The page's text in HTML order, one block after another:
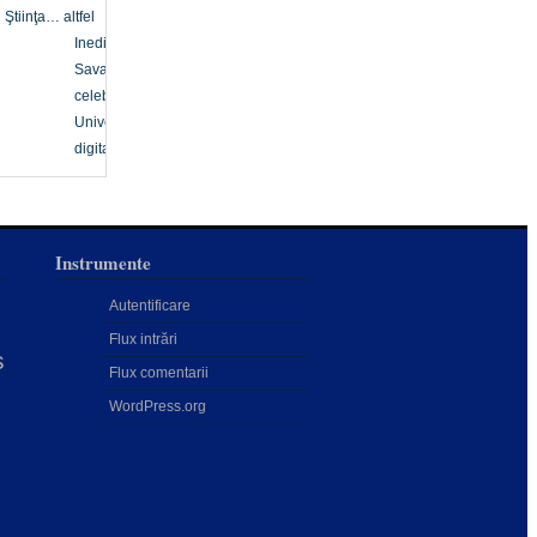
Ştiinţa… altfel
Inedit
Savanți
celebri
Univers
digital
Instrumente
Autentificare
Flux intrări
Flux comentarii
WordPress.org